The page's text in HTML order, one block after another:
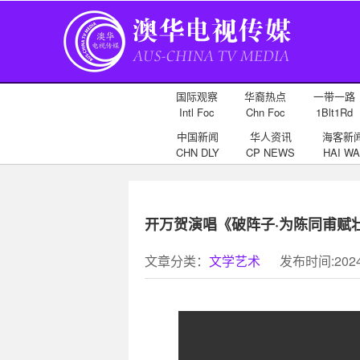
国际观察
Intl Foc
华裔热点
Chn Foc
一带一路
1Blt1Rd
中国新闻
CHN DLY
华人资讯
CP NEWS
海客新
HAI
开万贺演唱《破阵子·为陈同甫赋
文章分类： 文学艺术 发布时间